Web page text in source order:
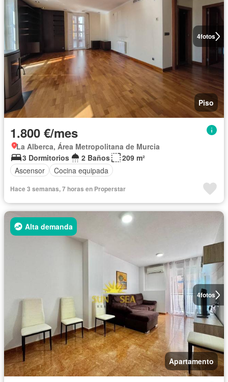
4fotos
Piso
1.800 €/mes
La Alberca, Área Metropolitana de Murcia
3 Dormitorios
2 Baños
209 m²
Ascensor
Cocina equipada
Hace 3 semanas, 7 horas en Properstar
4fotos
Alta demanda
Apartamento